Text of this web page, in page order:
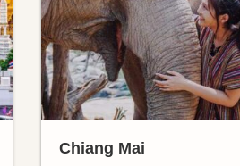
Chiang Mai